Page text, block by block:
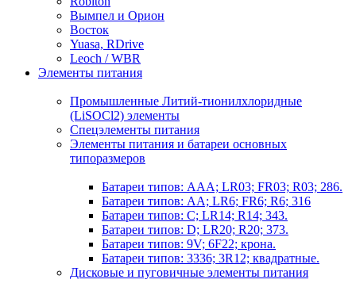
Вымпел и Орион
Восток
Yuasa, RDrive
Leoch / WBR
Элементы питания
Промышленные Литий-тионилхлоридные
(LiSOCl2) элементы
Спецэлементы питания
Элементы питания и батареи основных
типоразмеров
Батареи типов: AAA; LR03; FR03; R03; 286.
Батареи типов: AA; LR6; FR6; R6; 316
Батареи типов: C; LR14; R14; 343.
Батареи типов: D; LR20; R20; 373.
Батареи типов: 9V; 6F22; крона.
Батареи типов: 3336; 3R12; квадратные.
Дисковые и пуговичные элементы питания